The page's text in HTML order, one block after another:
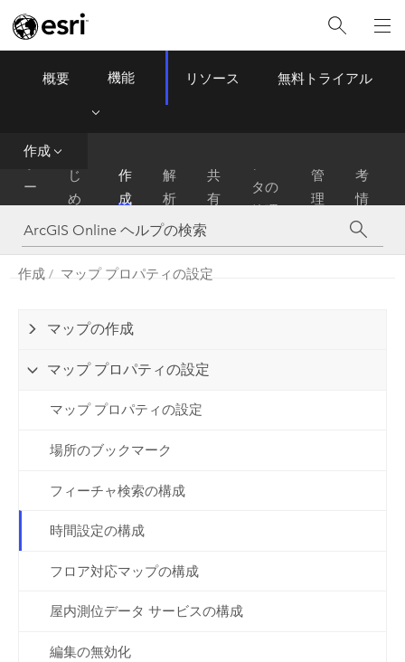
ArcGIS Online
概要 機能 リソース 無料トライアル
作成
ー
ム
じ
め
に
作
成
解
析
共
有
タの
管理
管
理
考
情
報
作成 マップ プロパティの設定
マップの作成
マップ プロパティの設定
マップ プロパティの設定
場所のブックマーク
フィーチャ検索の構成
時間設定の構成
フロア対応マップの構成
屋内測位データ サービスの構成
編集の無効化